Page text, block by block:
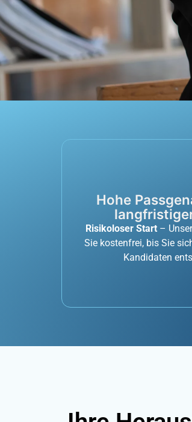
Hohe
Risikoloser Start –
Sie kostenfrei, bis Sie
Kandidaten